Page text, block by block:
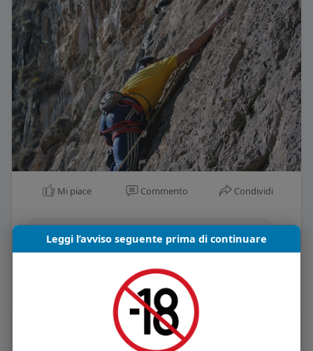
Mi piace Commento Condividi
Carica piu notizie
Informazioni Utente
Leggi l’avviso seguente prima di continuare